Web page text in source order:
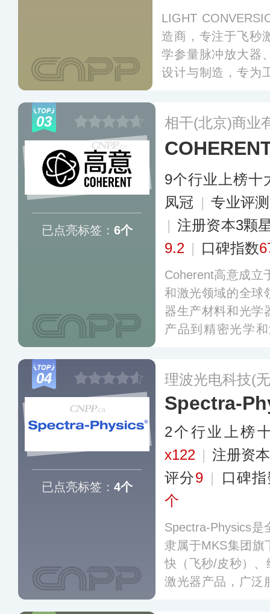
LIGHT
造商，专注于飞秒
学参量脉冲放大器
设计与制造，专为
全球客户提供无缝
03
已点亮标签： 6个
相干(北京)商业
9个行业上榜十
凤冠 | 专业评
| 注册资本3颗
9.2 | 口碑指数
Coherent高意成立
和激光领域的全球
器生产材料和光学
产品到精密光学
新产品和技术。更
04
已点亮标签： 4个
理波光电科技(
Spectra-
2个行业上榜
x122 | 注册资
评分9 |
口碑
个
Spectra-Physics
隶属于MKS集团旗
快（飞秒/皮秒）
激光器产品，广泛